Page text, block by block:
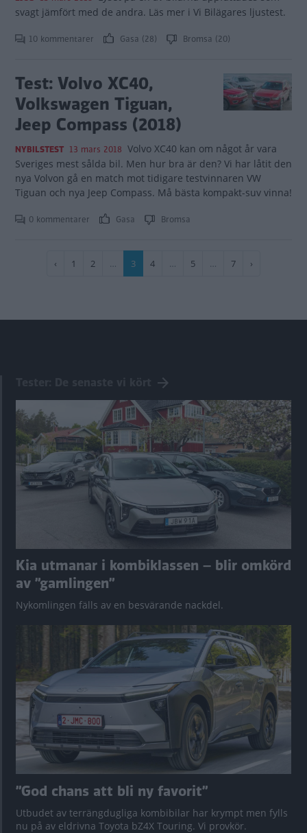
svagt jämfört med de andra. Läs mer i Vi Bilägares ljustest.
10 kommentarer Gasa (28) Bromsa (20)
Test: Volvo XC40,
Volkswagen Tiguan,
Jeep Compass (2018)
NYBILSTEST 13 mars 2018 Volvo XC40 kan om något år vara
Sveriges mest sålda bil. Men hur bra är den? Vi har låtit den
nya Volvon gå en match mot tidigare testvinnaren VW
Tiguan och nya Jeep Compass. Må bästa kompakt-suv vinna!
0 kommentarer Gasa Bromsa
Paginering
Föregående
‹ Sida
1 Sida
2 …
Nuvarande
3 Sida
4 … Sida
5 … Sida
7
Nästa
›
Kia utmanar i kombiklassen – blir omkörd
av ”gamlingen”
Nykomlingen fälls av en besvärande nackdel.
”God chans att bli ny favorit”
Utbudet av terrängdugliga kombibilar har krympt men fylls
nu på av eldrivna Toyota bZ4X Touring. Vi provkör.